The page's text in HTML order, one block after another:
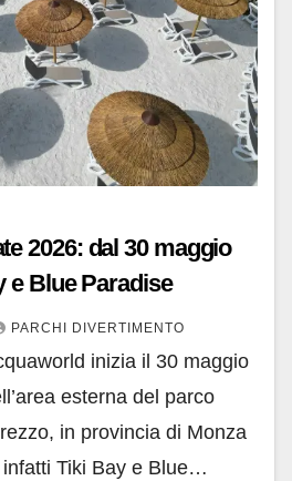
2026: dal 30 maggio
e Blue Paradise
PARCHI DIVERTIMENTO
inizia il 30 maggio
esterna del parco
in provincia di Monza
Tiki Bay e Blue…